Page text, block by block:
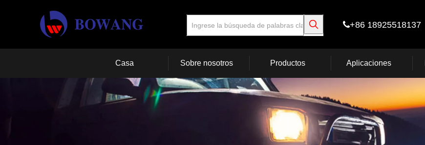
+86 18925518137
Casa Sobre nosotros Productos Aplicaciones